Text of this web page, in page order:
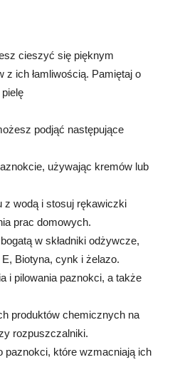
cieszyć się pięknym
z ich łamliwością. Pamiętaj o
podjąć następujące
używając kremów lub
z wodą i stosuj rękawiczki
prac domowych.
w składniki odżywcze,
Biotyna, cynk i żelazo.
i pilowania paznokci, a także
produktów chemicznych na
rozpuszczalniki.
paznokci, które wzmacniają ich